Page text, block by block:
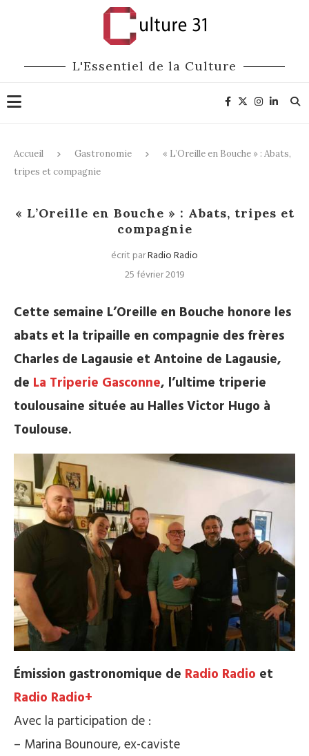
L'Essentiel de la Culture
Accueil Gastronomie
« L’Oreille en Bouche » : Abats,
tripes et compagnie
« L’Oreille en Bouche » : Abats, tripes et
compagnie
écrit parRadio Radio
25 février 2019
Cette semaine L’Oreille en Bouche honore les
abats et la tripaille en compagnie des frères
Charles de Lagausie et Antoine de Lagausie,
de La Triperie Gasconne, l’ultime triperie
toulousaine située au Halles Victor Hugo à
Toulouse.
Émission gastronomique de Radio Radio et
Radio Radio+
Avec la participation de :
– Marina Bounoure, ex-caviste